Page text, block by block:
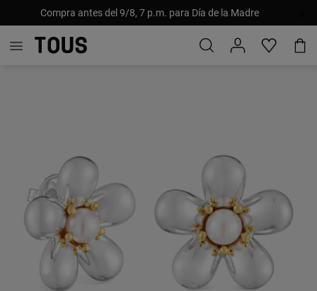
Compra antes del 9/8, 7 p.m. para Día de la Madre